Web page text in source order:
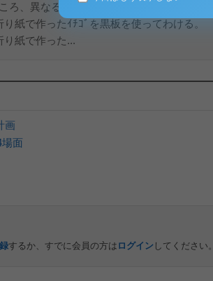
ろ、異なるところを見つける。
紙で作ったｲﾁｺﾞを黒板を使ってわける。
り紙で作った...
画
面
するか、すでに会員の方は ログイン してください。